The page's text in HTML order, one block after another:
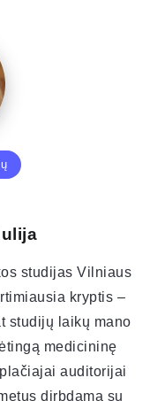
studijas Vilniaus
kryptis –
studijų laikų mano
medicininę
auditorijai
dirbdama su